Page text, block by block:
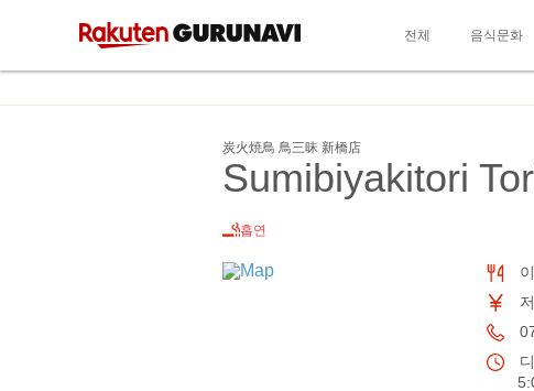
전체 음식문화
炭火焼鳥 鳥三昧 新橋店
Sumibiyakitori
흡연